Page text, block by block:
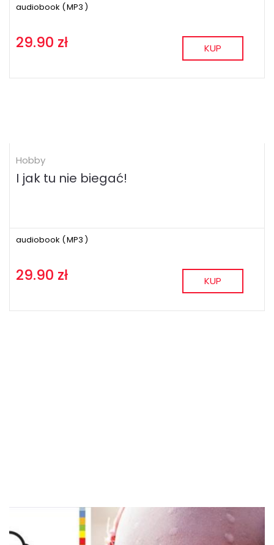
audiobook (MP3 )
29.90 zł KUP
Hobby
I jak tu nie biegać!
audiobook (MP3 )
29.90 zł KUP